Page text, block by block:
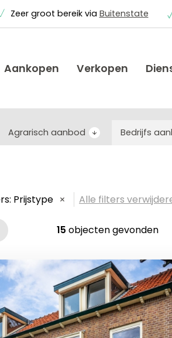
Zeer groot bereik via Buitenstate
Aankopen Verkopen
Agrarisch aanbod Bedrijfs
Prijstype Alle filters
15 objecten gevonden